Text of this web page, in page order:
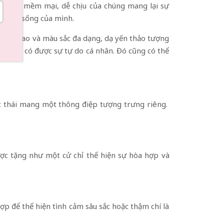
mềm mại, dễ chịu của chúng mang lại sự
sống của mình.
cao và màu sắc đa dạng, dạ yến thảo tượng
đó có được sự tự do cá nhân. Đó cũng có thể
thái mang một thông điệp tượng trưng riêng.
tặng như một cử chỉ thể hiện sự hòa hợp và
để thể hiện tình cảm sâu sắc hoặc thậm chí là